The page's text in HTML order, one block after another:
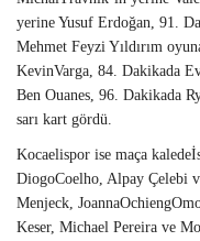
yerine Yusuf Erdoğan, 91.
Mehmet Feyzi Yıldırım
KevinVarga, 84. Dakikada
Ben Ouanes, 96. Dakikada
sarı kart gördü.
Kocaelispor ise maça
DiogoCoelho, Alpay Çelebi
Menjeck,
Keser, Michael Pereira ve